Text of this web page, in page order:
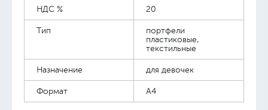
НДС % 20
Тип
портфели
пластиковые,
текстильные
Назначение для девочек
Формат А4